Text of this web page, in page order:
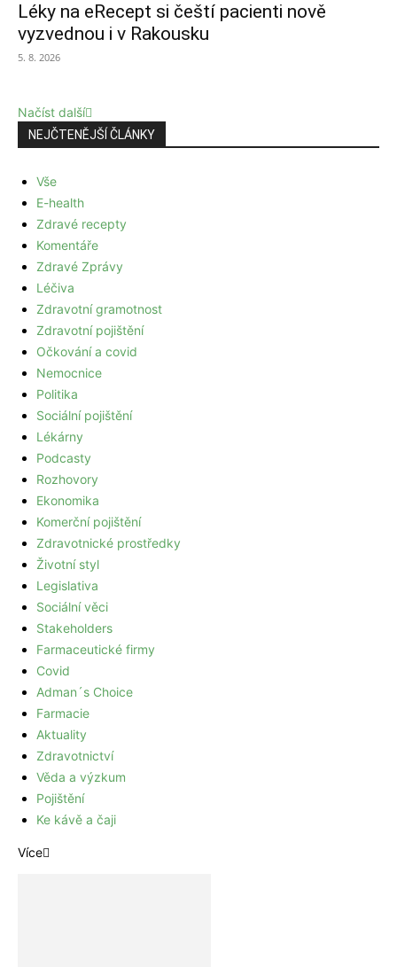
Léky na eRecept si čeští pacienti nově
vyzvednou i v Rakousku
5. 8. 2026
Načíst další
NEJČTENĚJŠÍ ČLÁNKY
Vše
E-health
Zdravé recepty
Komentáře
Zdravé Zprávy
Léčiva
Zdravotní gramotnost
Zdravotní pojištění
Očkování a covid
Nemocnice
Politika
Sociální pojištění
Lékárny
Podcasty
Rozhovory
Ekonomika
Komerční pojištění
Zdravotnické prostředky
Životní styl
Legislativa
Sociální věci
Stakeholders
Farmaceutické firmy
Covid
Adman´s Choice
Farmacie
Aktuality
Zdravotnictví
Věda a výzkum
Pojištění
Ke kávě a čaji
Více